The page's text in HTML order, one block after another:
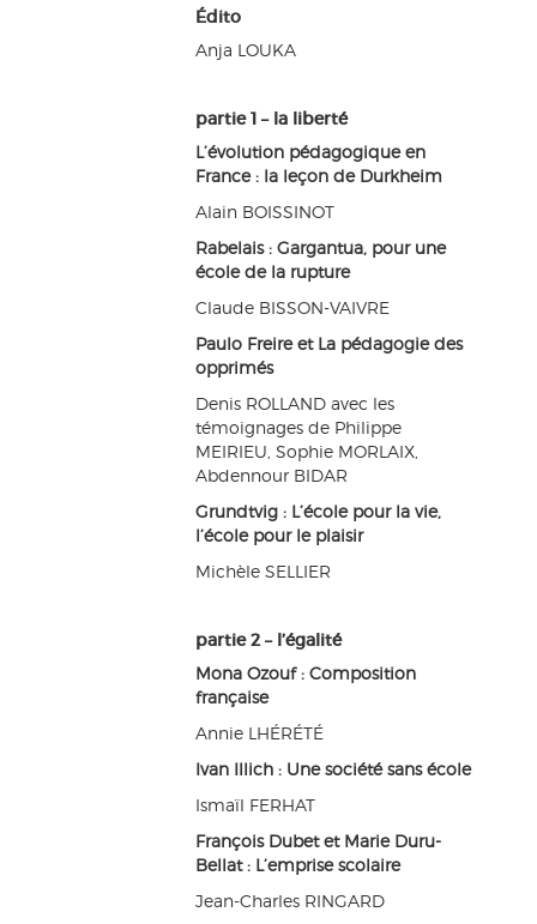
Édito
Anja LOUKA
partie 1 – la liberté
L’évolution pédagogique en
France : la leçon de Durkheim
Alain BOISSINOT
Rabelais : Gargantua, pour une
école de la rupture
Claude BISSON-VAIVRE
Paulo Freire et La pédagogie des
opprimés
Denis ROLLAND avec les
témoignages de Philippe
MEIRIEU, Sophie MORLAIX,
Abdennour BIDAR
Grundtvig : L’école pour la vie,
l’école pour le plaisir
Michèle SELLIER
partie 2 – l’égalité
Mona Ozouf : Composition
française
Annie LHÉRÉTÉ
Ivan Illich : Une société sans école
Ismaïl FERHAT
François Dubet et Marie Duru-
Bellat : L’emprise scolaire
Jean-Charles RINGARD